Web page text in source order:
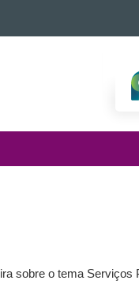
sobre o tema